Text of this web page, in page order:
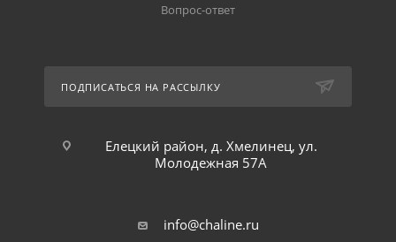
Вопрос-ответ
ПОДПИСАТЬСЯ НА РАССЫЛКУ
Елецкий район, д. Хмелинец, ул.
Молодежная 57А
info@chaline.ru